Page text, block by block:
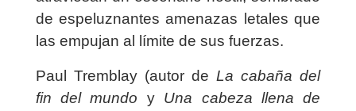
de espeluznantes amenazas letales que
las empujan al límite de sus fuerzas.
Paul Tremblay (autor deLa cabaña del
fin del mundo y Una cabeza llena de